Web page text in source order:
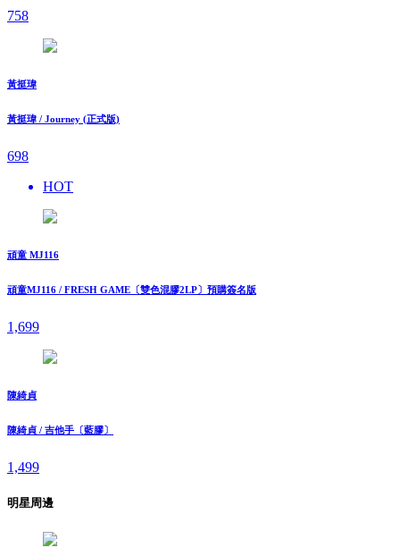
758
黃挺瑋
黃挺瑋 / Journey (正式版)
698
HOT
頑童 MJ116
頑童MJ116 / FRESH GAME〔雙色混膠2LP〕預購簽名版
1,699
陳綺貞
陳綺貞 / 吉他手〔藍膠〕
1,499
明星周邊